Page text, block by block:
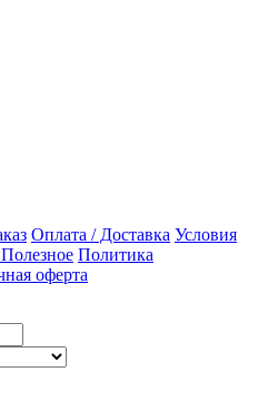
Оплата / Доставка Условия
Политика
оферта